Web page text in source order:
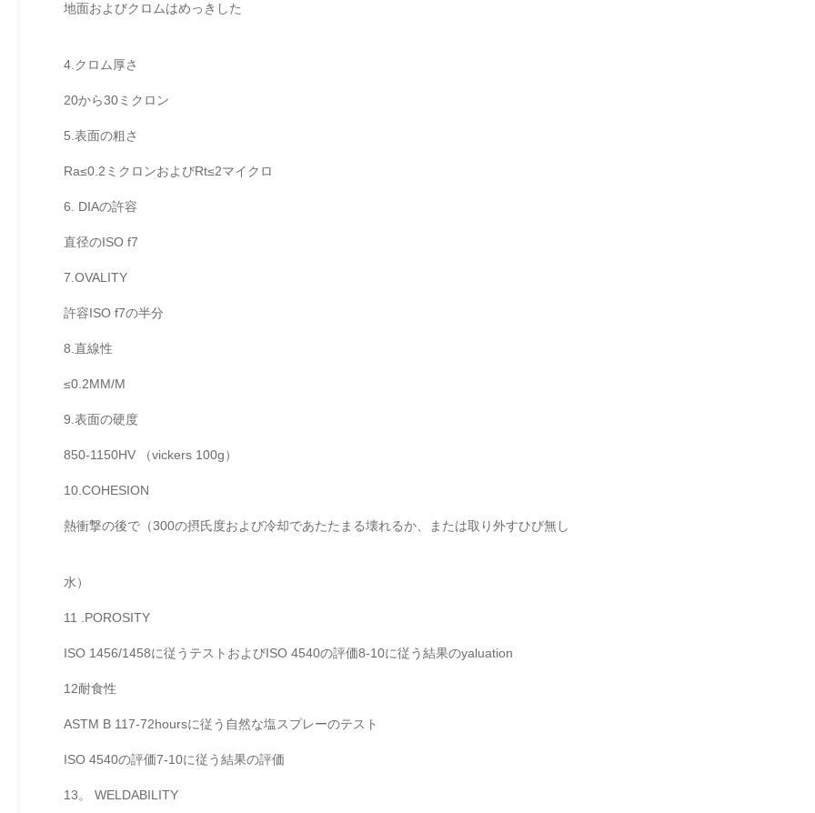
地面およびクロムはめっきした
4.クロム厚さ
20から30ミクロン
5.表面の粗さ
Ra≤0.2ミクロンおよびRt≤2マイクロ
6. DIAの許容
直径のISO f7
7.OVALITY
許容ISO f7の半分
8.直線性
≤0.2MM/M
9.表面の硬度
850-1150HV （vickers 100g）
10.COHESION
熱衝撃の後で（300の摂氏度および冷却であたたまる壊れるか、または取り外すひび無し
水）
11 .POROSITY
ISO 1456/1458に従うテストおよびISO 4540の評価8-10に従う結果のyaluation
12耐食性
ASTM B 117-72hoursに従う自然な塩スプレーのテスト
ISO 4540の評価7-10に従う結果の評価
13。 WELDABILITY